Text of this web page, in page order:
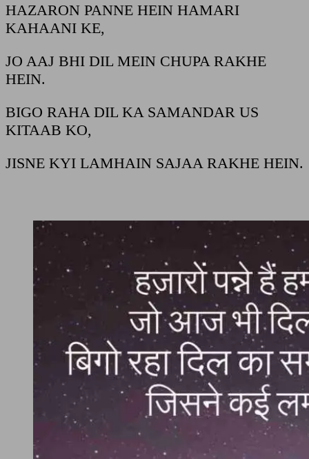
HAZARON PANNE HEIN HAMARI
KAHAANI KE,
JO AAJ BHI DIL MEIN CHUPA RAKHE
HEIN.
BIGO RAHA DIL KA SAMANDAR US
KITAAB KO,
JISNE KYI LAMHAIN SAJAA RAKHE HEIN.